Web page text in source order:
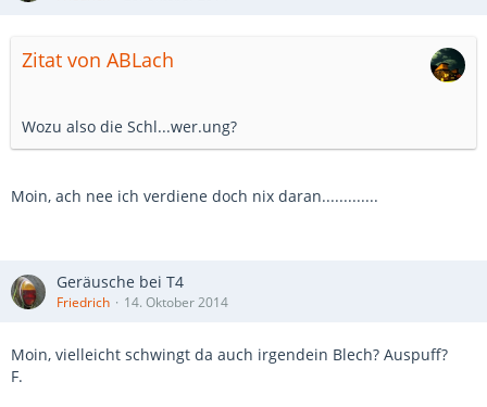
Zitat von ABLach
Wozu also die Schl...wer.ung?
Moin, ach nee ich verdiene doch nix daran.............
Geräusche bei T4
Friedrich 14. Oktober 2014
Moin, vielleicht schwingt da auch irgendein Blech? Auspuff?
F.